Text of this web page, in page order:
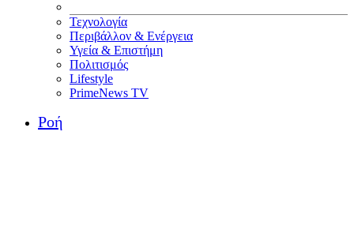
Τεχνολογία
Περιβάλλον & Ενέργεια
Υγεία & Επιστήμη
Πολιτισμός
Lifestyle
PrimeNews TV
Ροή